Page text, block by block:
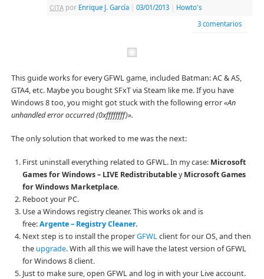
CITA por Enrique J. Garcí­a 03/01/2013
Howto's
3 comentarios
This guide works for every GFWL game, included Batman: AC & AS,
GTA4, etc. Maybe you bought SFxT via Steam like me. If you have
Windows 8 too, you might got stuck with the following error«An
unhandled error occurred (0xffffffff)».
The only solution that worked to me was the next:
First uninstall everything related to GFWL. In my case: Microsoft
Games for Windows – LIVE RedistributableyMicrosoft Games
for Windows Marketplace.
Reboot your PC.
Use a Windows registry cleaner. This works ok and is
free:Argente – Registry Cleaner.
Next step is to install the properGFWLclient for our OS, and then
the upgrade. With all this we will have the latest version of GFWL
for Windows 8 client.
Just to make sure, open GFWL and log in with your Live account.